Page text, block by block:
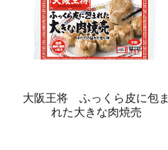
大阪王将 ふっくら皮に包ま
れた大きな肉焼売